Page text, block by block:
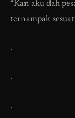
“Kan aku dah
ternampak
.
.
.